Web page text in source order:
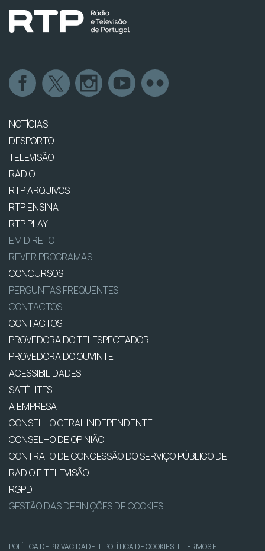
NOTÍCIAS
DESPORTO
TELEVISÃO
RÁDIO
RTP ARQUIVOS
RTP ENSINA
RTP PLAY
EM DIRETO
REVER PROGRAMAS
CONCURSOS
PERGUNTAS FREQUENTES
CONTACTOS
CONTACTOS
PROVEDORA DO TELESPECTADOR
PROVEDORA DO OUVINTE
ACESSIBILIDADES
SATÉLITES
A EMPRESA
CONSELHO GERAL INDEPENDENTE
CONSELHO DE OPINIÃO
CONTRATO DE CONCESSÃO DO SERVIÇO PÚBLICO DE
RÁDIO E TELEVISÃO
RGPD
GESTÃO DAS DEFINIÇÕES DE COOKIES
POLÍTICA DE PRIVACIDADE | POLÍTICA DE COOKIES | TERMOS E